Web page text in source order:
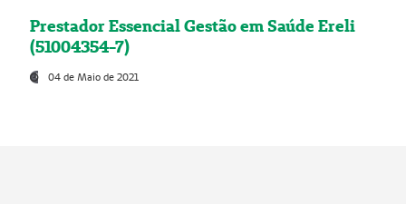
Prestador Essencial Gestão em Saúde Ereli
(51004354-7)
04 de Maio de 2021